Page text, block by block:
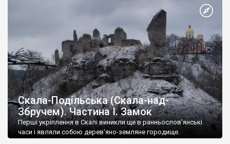
Скала-Подільська (Скала-над-
Збручем). Частина І. Замок
Перші укріплення в Скалі виникли ще в ранньослов’янські
часи і являли собою дерев’яно-земляне городище.